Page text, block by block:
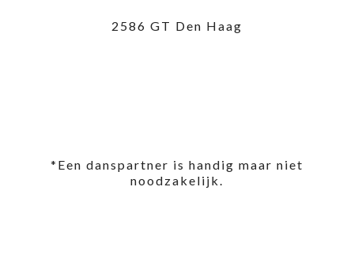
2586 GT Den Haag
*Een danspartner is handig maar niet
noodzakelijk.